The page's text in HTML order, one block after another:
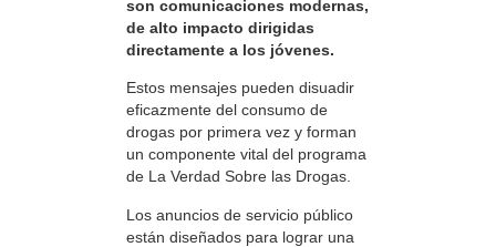
son comunicaciones modernas,
de alto impacto dirigidas
directamente a los jóvenes.
Estos mensajes pueden disuadir
eficazmente del consumo de
drogas por primera vez y forman
un componente vital del programa
de La Verdad Sobre las Drogas.
Los anuncios de servicio público
están diseñados para lograr una